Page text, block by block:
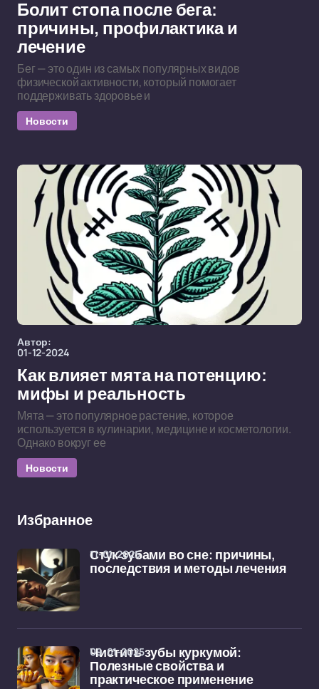
Болит стопа после бега:
причины, профилактика и
лечение
Бег — это один из самых популярных видов
физической активности, который помогает
поддерживать здоровье и
Новости
Автор:
01-12-2024
Как влияет мята на потенцию:
мифы и реальность
Мята — это популярное растение, которое
используется в кулинарии, медицине и косметологии.
Однако вокруг ее
Новости
Избранное
Стук зубами во сне: причины,
последствия и методы лечения
11-01-2025
Чистить зубы куркумой:
Полезные свойства и
практическое применение
09-01-2025